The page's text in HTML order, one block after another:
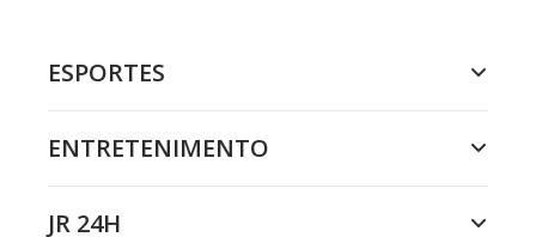
ESPORTES
ENTRETENIMENTO
JR 24H